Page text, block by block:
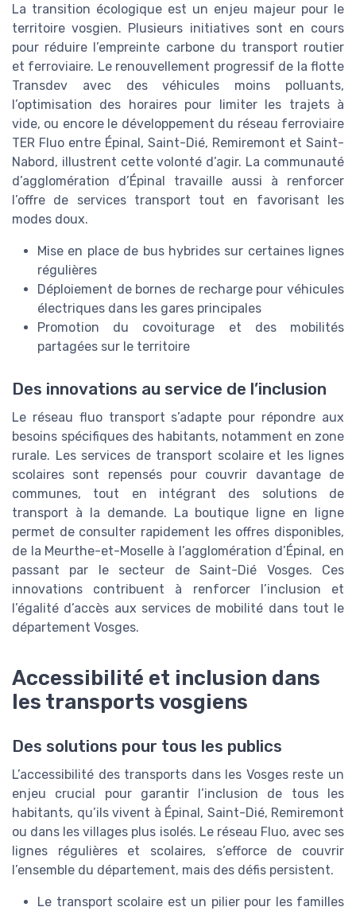
La transition écologique est un enjeu majeur pour le
territoire vosgien. Plusieurs initiatives sont en cours
pour réduire l’empreinte carbone du transport routier
et ferroviaire. Le renouvellement progressif de la flotte
Transdev avec des véhicules moins polluants,
l’optimisation des horaires pour limiter les trajets à
vide, ou encore le développement du réseau ferroviaire
TER Fluo entre Épinal, Saint-Dié, Remiremont et Saint-
Nabord, illustrent cette volonté d’agir. La communauté
d’agglomération d’Épinal travaille aussi à renforcer
l’offre de services transport tout en favorisant les
modes doux.
Mise en place de bus hybrides sur certaines lignes
régulières
Déploiement de bornes de recharge pour véhicules
électriques dans les gares principales
Promotion du covoiturage et des mobilités
partagées sur le territoire
Des innovations au service de l’inclusion
Le réseau fluo transport s’adapte pour répondre aux
besoins spécifiques des habitants, notamment en zone
rurale. Les services de transport scolaire et les lignes
scolaires sont repensés pour couvrir davantage de
communes, tout en intégrant des solutions de
transport à la demande. La boutique ligne en ligne
permet de consulter rapidement les offres disponibles,
de la Meurthe-et-Moselle à l’agglomération d’Épinal, en
passant par le secteur de Saint-Dié Vosges. Ces
innovations contribuent à renforcer l’inclusion et
l’égalité d’accès aux services de mobilité dans tout le
département Vosges.
Accessibilité et inclusion dans
les transports vosgiens
Des solutions pour tous les publics
L’accessibilité des transports dans les Vosges reste un
enjeu crucial pour garantir l’inclusion de tous les
habitants, qu’ils vivent à Épinal, Saint-Dié, Remiremont
ou dans les villages plus isolés. Le réseau Fluo, avec ses
lignes régulières et scolaires, s’efforce de couvrir
l’ensemble du département, mais des défis persistent.
Le transport scolaire est un pilier pour les familles